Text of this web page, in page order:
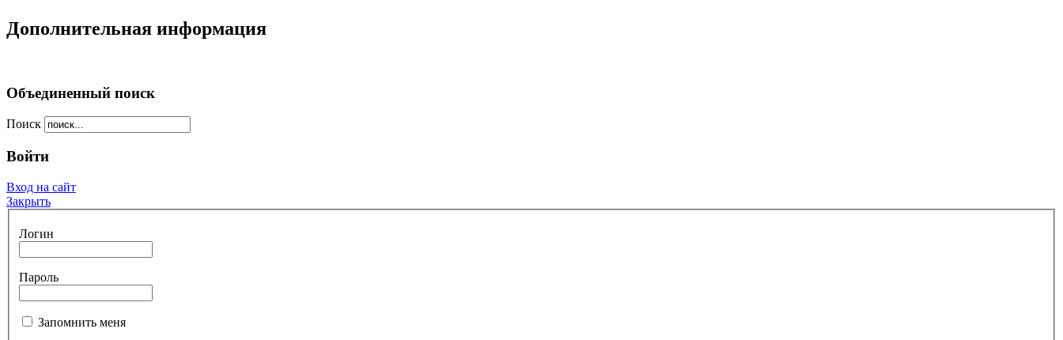
Дополнительная информация
Объединенный поиск
Поиск
Войти
Вход на сайт
Закрыть
Логин
Пароль
Запомнить меня